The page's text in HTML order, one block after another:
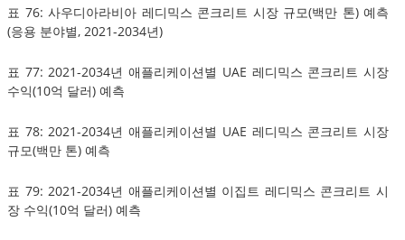
표 76: 사우디아라비아 레디믹스 콘크리트 시장 규모(백만 톤) 예측
(응용 분야별, 2021-2034년)
표 77: 2021-2034년 애플리케이션별 UAE 레디믹스 콘크리트 시장
수익(10억 달러) 예측
표 78: 2021-2034년 애플리케이션별 UAE 레디믹스 콘크리트 시장
규모(백만 톤) 예측
표 79: 2021-2034년 애플리케이션별 이집트 레디믹스 콘크리트 시
장 수익(10억 달러) 예측